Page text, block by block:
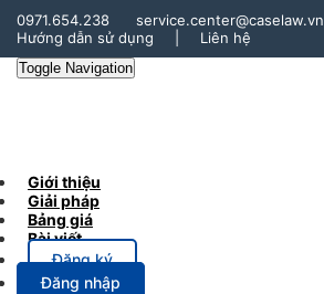
0971.654.238
service.center@caselaw.vn
Hướng dẫn sử dụng
Liên hệ
Toggle Navigation
Giới thiệu
Giải pháp
Bảng giá
Bài viết
Đăng ký
Đăng nhập